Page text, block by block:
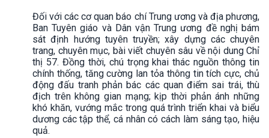
Đối với các cơ quan báo chí Trung ương và địa phương,
Ban Tuyên giáo và Dân vận Trung ương đề nghị bám
sát định hướng tuyên truyền; xây dựng các chuyên
trang, chuyên mục, bài viết chuyên sâu về nội dung Chỉ
thị 57. Đồng thời, chú trọng khai thác nguồn thông tin
chính thống, tăng cường lan tỏa thông tin tích cực, chủ
động đấu tranh phản bác các quan điểm sai trái, thù
địch trên không gian mạng; kịp thời phản ánh những
khó khăn, vướng mắc trong quá trình triển khai và biểu
dương các tập thể, cá nhân có cách làm sáng tạo, hiệu
quả.